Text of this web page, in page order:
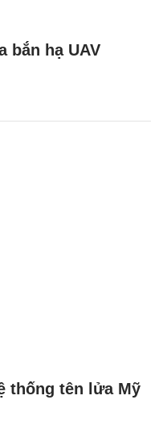
bắn hạ UAV
thống tên lửa Mỹ